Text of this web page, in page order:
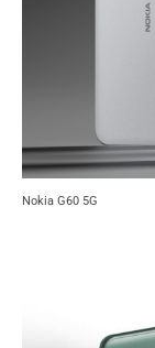
Nokia G60 5G